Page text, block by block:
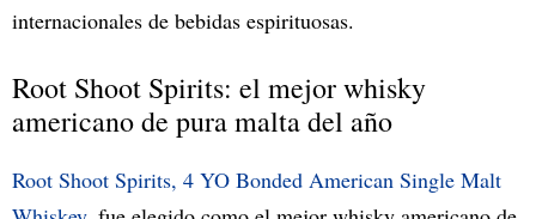
internacionales de bebidas espirituosas.
Root Shoot Spirits: el mejor whisky
americano de pura malta del año
Root Shoot Spirits, 4 YO Bonded American Single Malt